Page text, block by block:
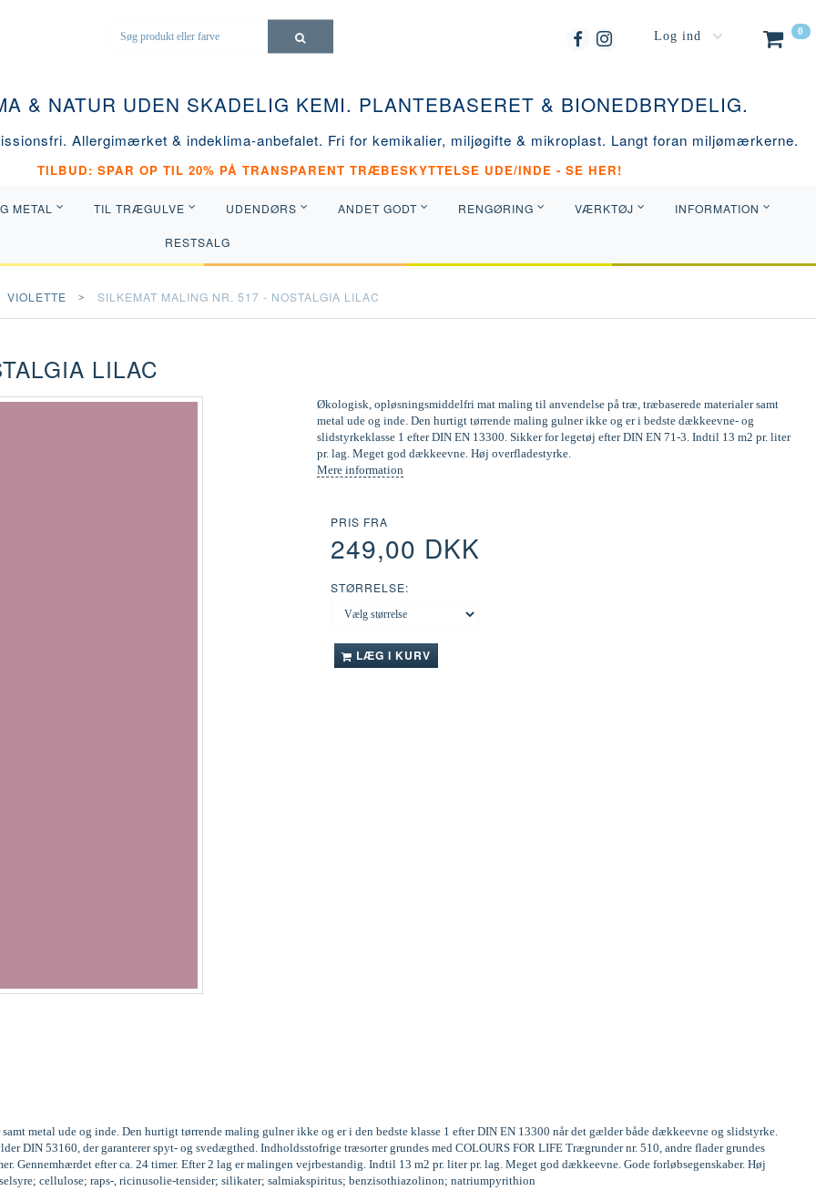
0
Log ind
& NATUR UDEN SKADELIG KEMI. PLANTEBASERET & BIONEDBRYDELIG.
Allergimærket & indeklima-anbefalet. Fri for kemikalier, miljøgifte & mikroplast. Langt foran miljømærkerne.
TILBUD: SPAR OP TIL 20% PÅ TRANSPARENT TRÆBESKYTTELSE UDE/INDE - SE HER!
METAL TIL TRÆGULVE UDENDØRS ANDET GODT RENGØRING VÆRKTØJ INFORMATION
RESTSALG
VIOLETTE SILKEMAT MALING NR. 517 - NOSTALGIA LILAC
LILAC
Økologisk, opløsningsmiddelfri mat maling til anvendelse på træ, træbaserede materialer samt
metal ude og inde. Den hurtigt tørrende maling gulner ikke og er i bedste dækkeevne- og
slidstyrkeklasse 1 efter DIN EN 13300. Sikker for legetøj efter DIN EN 71-3. Indtil 13 m2 pr. liter
pr. lag. Meget god dækkeevne. Høj overfladestyrke.
Mere information
PRIS FRA
249,00 DKK
STØRRELSE:
LÆG I KURV
metal ude og inde. Den hurtigt tørrende maling gulner ikke og er i den bedste klasse 1 efter DIN EN 13300 når det gælder både dækkeevne og slidstyrke.
DIN 53160, der garanterer spyt- og svedægthed. Indholdsstofrige træsorter grundes med COLOURS FOR LIFE Trægrunder nr. 510, andre flader grundes
Gennemhærdet efter ca. 24 timer. Efter 2 lag er malingen vejrbestandig. Indtil 13 m2 pr. liter pr. lag. Meget god dækkeevne. Gode forløbsegenskaber. Høj
cellulose; raps-, ricinusolie-tensider; silikater; salmiakspiritus; benzisothiazolinon; natriumpyrithion